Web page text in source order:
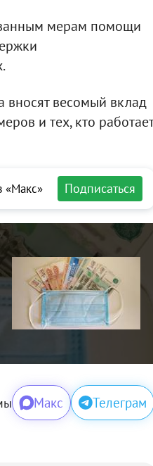
мерам помощи
вносят весомый вклад
и тех, кто работает
«Макс» Подписаться
Макс Телеграм